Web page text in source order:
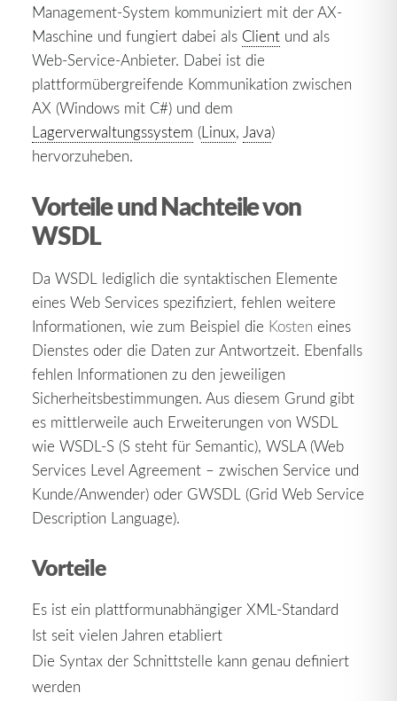
Management-System kommuniziert mit der AX-
Maschine und fungiert dabei als Client und als
Web-Service-Anbieter. Dabei ist die
plattformübergreifende Kommunikation zwischen
AX (Windows mit C#) und dem
Lagerverwaltungssystem (Linux, Java)
hervorzuheben.
Vorteile und Nachteile von
WSDL
Da WSDL lediglich die syntaktischen Elemente
eines Web Services spezifiziert, fehlen weitere
Informationen, wie zum Beispiel die Kosten eines
Dienstes oder die Daten zur Antwortzeit. Ebenfalls
fehlen Informationen zu den jeweiligen
Sicherheitsbestimmungen. Aus diesem Grund gibt
es mittlerweile auch Erweiterungen von WSDL
wie WSDL-S (S steht für Semantic), WSLA (Web
Services Level Agreement – zwischen Service und
Kunde/Anwender) oder GWSDL (Grid Web Service
Description Language).
Vorteile
Es ist ein plattformunabhängiger XML-Standard
Ist seit vielen Jahren etabliert
Die Syntax der Schnittstelle kann genau definiert
werden